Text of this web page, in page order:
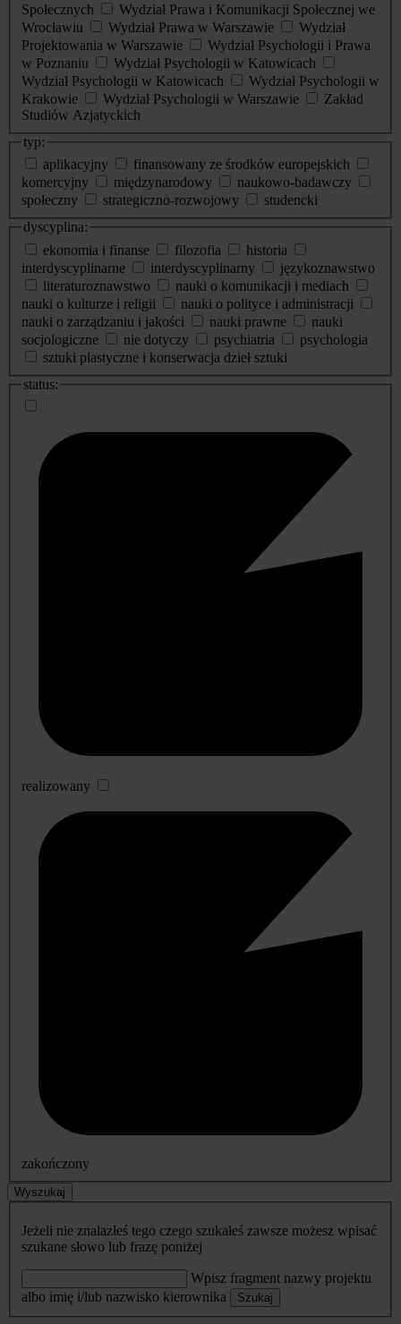
Społecznych
Wydział Prawa i Komunikacji Społecznej we
Wrocławiu
Wydział Prawa w Warszawie
Wydział
Projektowania w Warszawie
Wydział Psychologii i Prawa
w Poznaniu
Wydział Psychologii w Katowicach
Wydział Psychologii w Katowicach
Wydział Psychologii w
Krakowie
Wydział Psychologii w Warszawie
Zakład
Studiów Azjatyckich
typ:
aplikacyjny
finansowany ze środków europejskich
komercyjny
międzynarodowy
naukowo-badawczy
społeczny
strategiczno-rozwojowy
studencki
dyscyplina:
ekonomia i finanse
filozofia
historia
interdyscyplinarne
interdyscyplinarny
językoznawstwo
literaturoznawstwo
nauki o komunikacji i mediach
nauki o kulturze i religii
nauki o polityce i administracji
nauki o zarządzaniu i jakości
nauki prawne
nauki
socjologiczne
nie dotyczy psychiatria
psychologia
sztuki plastyczne i konserwacja dzieł sztuki
status:
realizowany
zakończony
Wyszukaj
Jeżeli nie znalazłeś tego czego szukałeś zawsze możesz wpisać
szukane słowo lub frazę poniżej
Wpisz fragment nazwy projektu
albo imię i/lub nazwisko kierownika
Szukaj